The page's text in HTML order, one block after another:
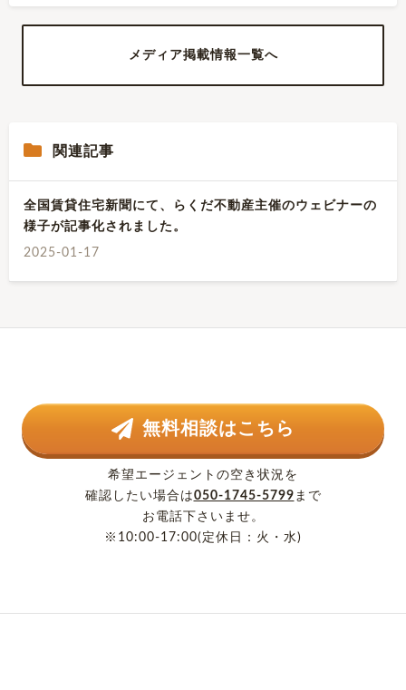
メディア掲載情報一覧へ
関連記事
全国賃貸住宅新聞にて、らくだ不動産主催のウェビナーの
様子が記事化されました。
2025-01-17
無料相談はこちら
希望エージェントの空き状況を
確認したい場合は050-1745-5799 まで
お電話下さいませ。
※10:00-17:00(定休日：火・水)